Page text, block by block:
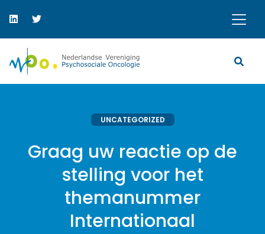
UNCATEGORIZED
Graag uw reactie op de
stelling voor het
themanummer
Internationaal